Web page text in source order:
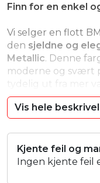
Finn for en enkel
Vi selger en flott
den sjeldne og
Metallic. Denne
moderne og svært
tydelig ut fra mer
sommeget
har blitt tatt godt
Dette er en i3 for
komfortabel og
kvalitetsfølelse og
Vis hele
Kjente feil og
Ingen kjente feil